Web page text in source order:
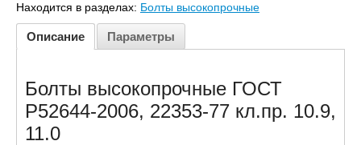
Находится в разделах: Болты высокопрочные
Описание Параметры
Болты высокопрочные ГОСТ
Р52644-2006, 22353-77 кл.пр. 10.9,
11.0